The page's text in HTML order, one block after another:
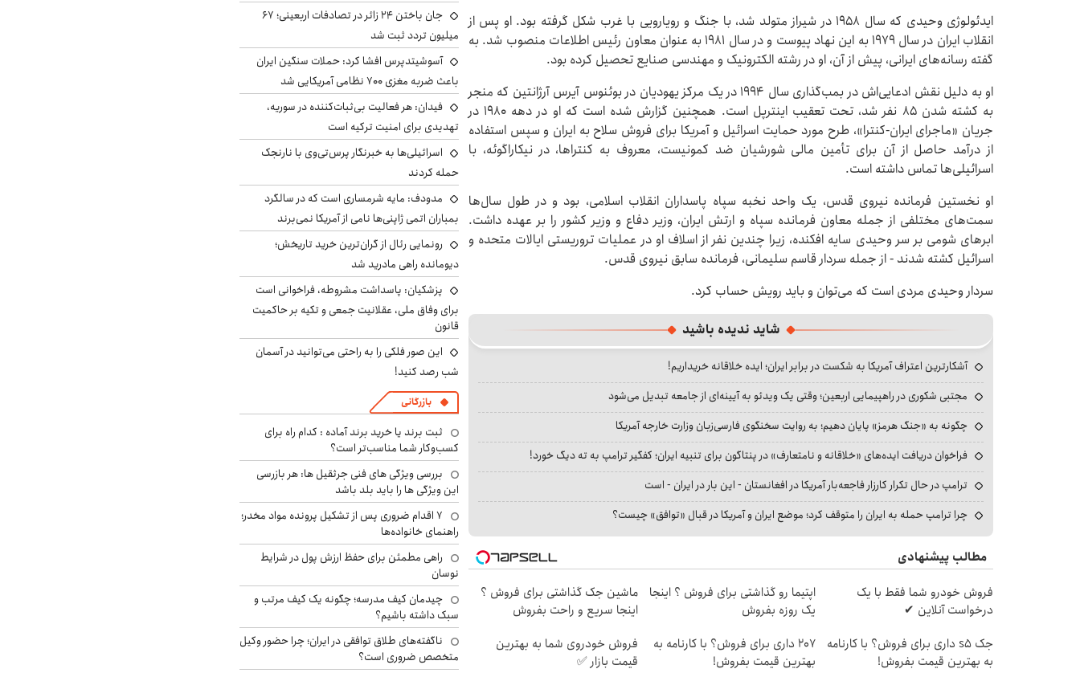
ایدئولوژی وحیدی که سال ۱۹۵۸ در شیراز متولد شد، با جنگ و رویارویی با غرب شکل گرفته بود. او پس از
انقلاب ایران در سال ۱۹۷۹ به این نهاد پیوست و در سال ۱۹۸۱ به عنوان معاون رئیس اطلاعات منصوب شد. به
گفته رسانه‌های ایرانی، پیش از آن، او در رشته الکترونیک و مهندسی صنایع تحصیل کرده بود.
او به دلیل نقش ادعایی‌اش در بمب‌گذاری سال ۱۹۹۴ در یک مرکز یهودیان در بوئنوس آیرس آرژانتین که منجر
به کشته شدن ۸۵ نفر شد، تحت تعقیب اینترپل است. همچنین گزارش شده است که او در دهه ۱۹۸۰ در
جریان «ماجرای ایران-کنترا»، طرح مورد حمایت اسرائیل و آمریکا برای فروش سلاح به ایران و سپس استفاده
از درآمد حاصل از آن برای تأمین مالی شورشیان ضد کمونیست، معروف به کنتراها، در نیکاراگوئه، با
اسرائیلی‌ها تماس داشته است.
او نخستین فرمانده نیروی قدس، یک واحد نخبه سپاه پاسداران انقلاب اسلامی، بود و در طول سال‌ها
سمت‌های مختلفی از جمله معاون فرمانده سپاه و ارتش ایران، وزیر دفاع و وزیر کشور را بر عهده داشت.
ابرهای شومی بر سر وحیدی سایه افکنده، زیرا چندین نفر از اسلاف او در عملیات تروریستی ایالات متحده و
اسرائیل کشته شدند - از جمله سردار قاسم سلیمانی، فرمانده سابق نیروی قدس.
سردار وحیدی مردی است که می‌توان و باید رویش حساب کرد.
شاید ندیده باشید
آشکارترین اعتراف آمریکا به شکست در برابر ایران؛ ایده خلاقانه خریداریم!
مجتبی شکوری در راهپیمایی اربعین؛ وقتی یک ویدئو به آیینه‌ای از جامعه تبدیل می‌شود
چگونه به «جنگ هرمز» پایان دهیم؛ به روایت سخنگوی فارسی‌زبان وزارت خارجه آمریکا
فراخوان دریافت ایده‌های «خلاقانه و نامتعارف» در پنتاگون برای تنبیه ایران؛ کفگیر ترامپ به ته دیگ خورد!
ترامپ در حال تکرار کارزار فاجعه‌بار آمریکا در افغانستان - این بار در ایران - است
چرا ترامپ حمله به ایران را متوقف کرد؛ موضع ایران و آمریکا در قبال «توافق» چیست؟
مطالب پیشنهادی
فروش خودرو شما فقط با یک
درخواست آنلاین ✔
اپتیما رو گذاشتی برای فروش ؟ اینجا
یک روزه بفروش
ماشین جک گذاشتی برای فروش ؟
اینجا سریع و راحت بفروش
جک s5 داری برای فروش؟ با کارنامه
به بهترین قیمت بفروش!
207 داری برای فروش؟ با کارنامه به
بهترین قیمت بفروش!
فروش خودروی شما به بهترین
قیمت بازار ✅
جان باختن ۲۴ زائر در تصادفات اربعینی؛ ۶۷
میلیون تردد ثبت شد
آسوشیتدپرس افشا کرد: حملات سنگین ایران
باعث ضربه مغزی ۷۰۰ نظامی آمریکایی شد
فیدان: هر فعالیت بی‌ثبات‌کننده در سوریه،
تهدیدی برای امنیت ترکیه است
اسرائیلی‌ها به خبرنگار پرس‌تی‌وی با نارنجک
حمله کردند
مدودف: مایه شرمساری است که در سالگرد
بمباران اتمی ژاپنی‌ها نامی از آمریکا نمی‌برند
رونمایی رئال از گران‌ترین خرید تاریخش؛
دیومانده راهی مادرید شد
پزشکیان: پاسداشت مشروطه، فراخوانی است
برای وفاق ملی، عقلانیت جمعی و تکیه بر حاکمیت
قانون
این صور فلکی را به راحتی می‌توانید در آسمان
شب رصد کنید!
بازرگانی
ثبت برند یا خرید برند آماده : کدام راه برای
کسب‌وکار شما مناسب‌تر است؟
بررسی ویژگی های فنی جرثقیل ها: هر بازرسی
این ویژگی ها را باید بلد باشد
۷ اقدام ضروری پس از تشکیل پرونده مواد مخدر؛
راهنمای خانواده‌ها
راهی مطمئن برای حفظ ارزش پول در شرایط
نوسان
چیدمان کیف مدرسه؛ چگونه یک کیف مرتب و
سبک داشته باشیم؟
ناگفته‌های طلاق توافقی در ایران؛ چرا حضور وکیل
متخصص ضروری است؟